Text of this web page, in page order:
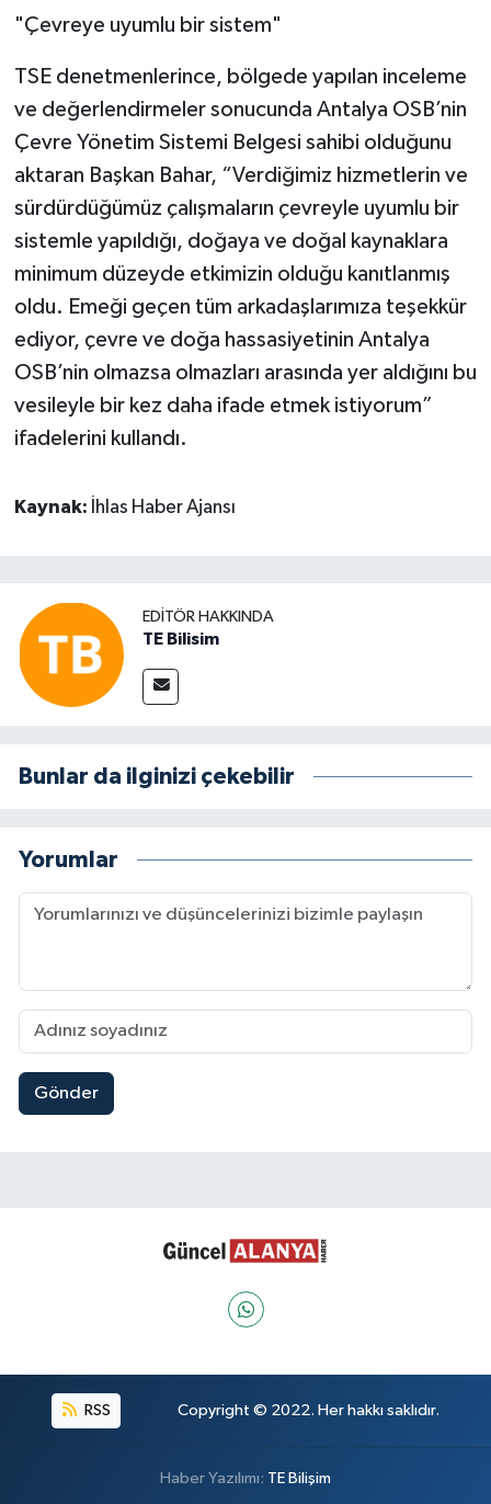
"Çevreye uyumlu bir sistem"
TSE denetmenlerince, bölgede yapılan inceleme
ve değerlendirmeler sonucunda Antalya OSB’nin
Çevre Yönetim Sistemi Belgesi sahibi olduğunu
aktaran Başkan Bahar, “Verdiğimiz hizmetlerin ve
sürdürdüğümüz çalışmaların çevreyle uyumlu bir
sistemle yapıldığı, doğaya ve doğal kaynaklara
minimum düzeyde etkimizin olduğu kanıtlanmış
oldu. Emeği geçen tüm arkadaşlarımıza teşekkür
ediyor, çevre ve doğa hassasiyetinin Antalya
OSB’nin olmazsa olmazları arasında yer aldığını bu
vesileyle bir kez daha ifade etmek istiyorum”
ifadelerini kullandı.
Kaynak: İhlas Haber Ajansı
EDITÖR HAKKINDA
TE Bilisim
Bunlar da ilginizi çekebilir
Yorumlar
Gönder
RSS Copyright © 2022. Her hakkı saklıdır.
Haber Yazılımı: TE Bilişim